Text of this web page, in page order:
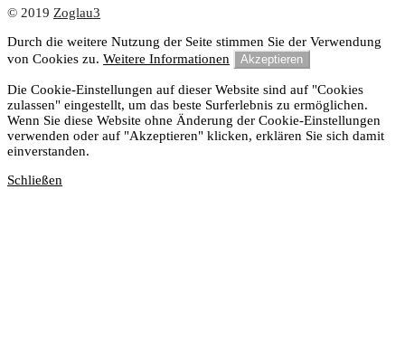
© 2019 Zoglau3
Durch die weitere Nutzung der Seite stimmen Sie der Verwendung
von Cookies zu. Weitere Informationen Akzeptieren
Die Cookie-Einstellungen auf dieser Website sind auf "Cookies
zulassen" eingestellt, um das beste Surferlebnis zu ermöglichen.
Wenn Sie diese Website ohne Änderung der Cookie-Einstellungen
verwenden oder auf "Akzeptieren" klicken, erklären Sie sich damit
einverstanden.
Schließen